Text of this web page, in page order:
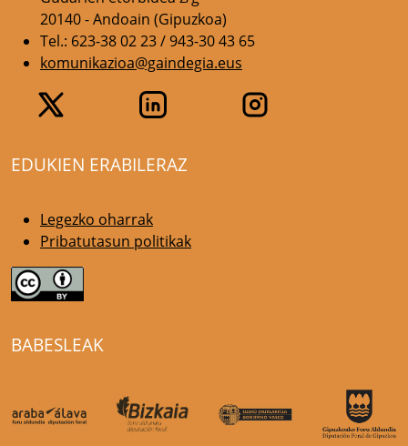
20140 - Andoain (Gipuzkoa)
Tel.: 623-38 02 23 / 943-30 43 65
komunikazioa@gaindegia.eus
EDUKIEN ERABILERAZ
Legezko oharrak
Pribatutasun politikak
BABESLEAK